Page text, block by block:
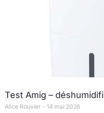
Test Amig –
Alice Rouvier 14 mai 2026